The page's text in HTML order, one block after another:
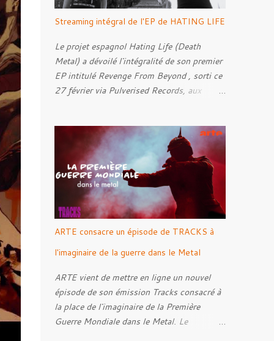
Streaming intégral de l'EP de HATING LIFE
Le projet espagnol Hating Life (Death
Metal) a dévoilé l'intégralité de son premier
EP intitulé Revenge From Beyond , sorti ce
27 février via Pulverised Records, aux
et mixé par Santi et l'artwork a été réalisé
par Luxi Lahtinen. Tracklist: 01. Into The
Grave 02. The Eternal Embrace 03. A
Somber Night 04. Rebellion Against The
Vile 05. Revenge From Beyond 06. The
Sense Of Fear
ARTE consacre un épisode de TRACKS à
l'imaginaire de la guerre dans le Metal
ARTE vient de mettre en ligne un nouvel
épisode de son émission Tracks consacré à
la place de l'imaginaire de la Première
Guerre Mondiale dans le Metal. Le